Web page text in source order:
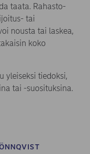
taata. Rahasto-
tai
nousta tai laskea,
koko
yleiseksi tiedoksi,
tai -suosituksina.